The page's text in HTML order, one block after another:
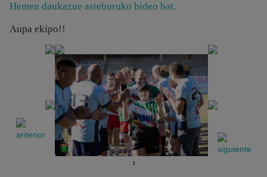
Hemen daukazue asteburuko bideo bat.
Aupa ekipo!!
1